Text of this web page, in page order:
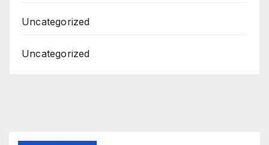
Uncategorized
Uncategorized